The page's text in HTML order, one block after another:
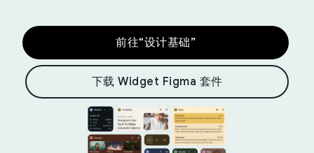
前往“设计基础”
下载 Widget Figma 套件